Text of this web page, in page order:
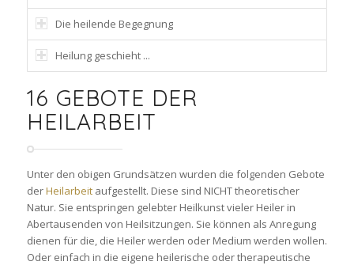
Die heilende Begegnung
Heilung geschieht ...
16 GEBOTE DER
HEILARBEIT
Unter den obigen Grundsätzen wurden die folgenden Gebote
derHeilarbeitaufgestellt. Diese sind NICHT theoretischer
Natur. Sie entspringen gelebter Heilkunst vieler Heiler in
Abertausenden von Heilsitzungen. Sie können als Anregung
dienen für die, die Heiler werden oder Medium werden wollen.
Oder einfach in die eigene heilerische oder therapeutische